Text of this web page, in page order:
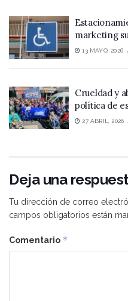
marketing
13 MAYO, 2026
Crueldad y
política de
27 ABRIL, 2026
Deja una
Tu dirección de correo
campos obligatorios están
Comentario *